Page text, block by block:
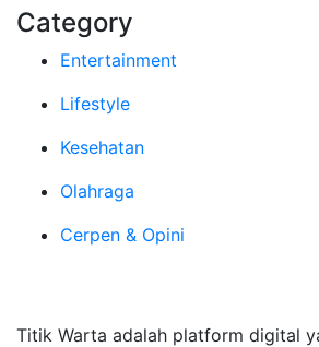
Category
Entertainment
Lifestyle
Kesehatan
Olahraga
Cerpen & Opini
Titik Warta adalah platform digital